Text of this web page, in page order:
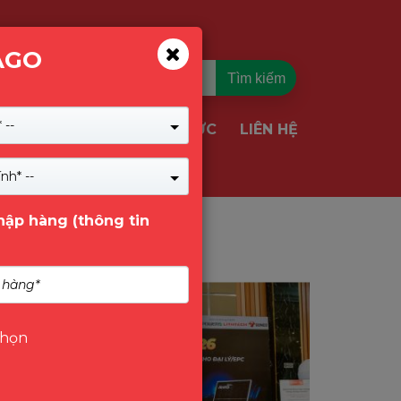
Tìm kiếm
& GIẢI PHÁP TIN TỨC LIÊN HỆ
Tin Tức
--
--
hàng (thông tin